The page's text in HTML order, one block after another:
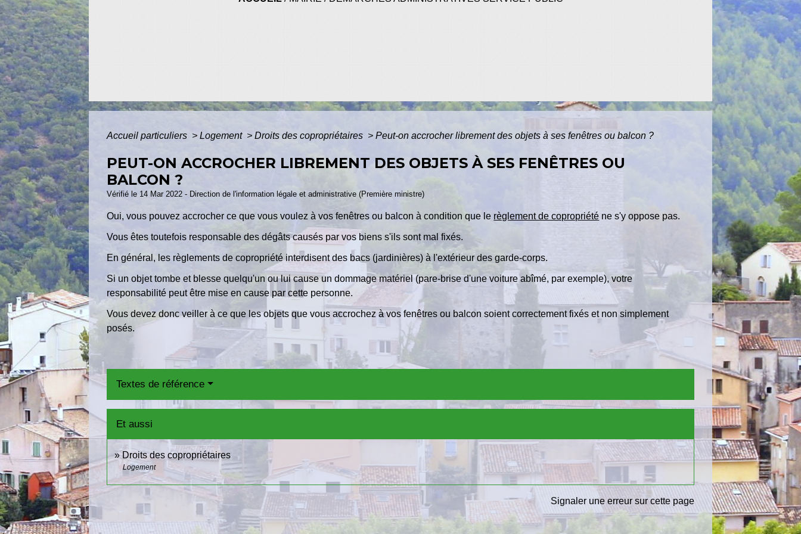
Accueil particuliers > Logement > Droits des copropriétaires > Peut-on accrocher librement des objets à ses fenêtres ou balcon ?
PEUT-ON ACCROCHER LIBREMENT DES OBJETS À SES FENÊTRES OU
BALCON ?
Vérifié le 14 Mar 2022 - Direction de l'information légale et administrative (Première ministre)
Oui, vous pouvez accrocher ce que vous voulez à vos fenêtres ou balcon à condition que le règlement de copropriété ne s'y oppose pas.
Vous êtes toutefois responsable des dégâts causés par vos biens s'ils sont mal fixés.
En général, les règlements de copropriété interdisent des bacs (jardinières) à l'extérieur des garde-corps.
Si un objet tombe et blesse quelqu'un ou lui cause un dommage matériel (pare-brise d'une voiture abîmé, par exemple), votre
responsabilité peut être mise en cause par cette personne.
Vous devez donc veiller à ce que les objets que vous accrochez à vos fenêtres ou balcon soient correctement fixés et non simplement
posés.
Textes de référence
Et aussi
Droits des copropriétaires
Logement
Signaler une erreur sur cette page